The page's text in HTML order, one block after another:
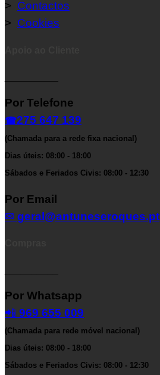
> Contactos
> Cookies
Por Telefone
☎275 647 139
(Chamada para a rede fixa nacional)
Dias úteis: 08:00 - 18:00
Sábados e Feriados Civis: 08:00 - 12:30
Por Email
✉ geral@antuneseroques.pt
Por Whatsapp
📲 969 655 009
(Chamada para rede móvel nacional)
Dias úteis: 08:00 - 18:00
Sábados e Feriados Civis: 08:00 - 12:30